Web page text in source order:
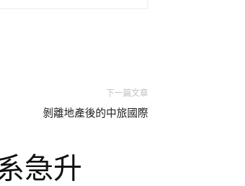
下一篇文章
剝離地產後的中旅國際
急升